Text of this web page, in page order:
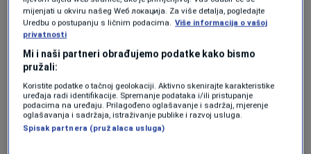
čovjekom svoje buduće ekipe i igračem preko
kojeg želi graditi identitet tima.
JOŠ SPORTA:
Englezi: Xabi Alonso traži jednu
garanciju prije novog posla
mijenjati u okviru našeg Wеб локација. Za više detalja, pogledajte
Uredbu o postupanju s ličnim podacima. Više informacija o vašoj
privatnosti
Mi i naši partneri obrađujemo podatke kako bismo
pružali:
Koristite podatke o tačnoj geolokaciji. Aktivno skenirajte karakteristike
uređaja radi identifikacije. Spremanje podataka i/ili pristupanje
podacima na uređaju. Prilagođeno oglašavanje i sadržaj, mjerenje
oglašavanja i sadržaja, istraživanje publike i razvoj usluga.
Spisak partnera (pružalaca usluga)